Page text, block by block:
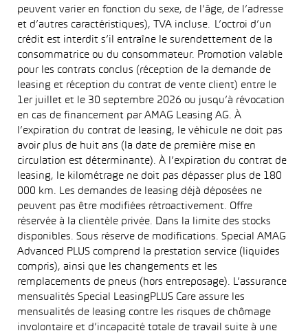
peuvent varier en fonction du sexe, de l’âge, de l’adresse
et d’autres caractéristiques), TVA incluse. L’octroi d’un
crédit est interdit s’il entraîne le surendettement de la
consommatrice ou du consommateur. Promotion valable
pour les contrats conclus (réception de la demande de
leasing et réception du contrat de vente client) entre le
1er juillet et le 30 septembre 2026 ou jusqu’à révocation
en cas de financement par AMAG Leasing AG. À
l’expiration du contrat de leasing, le véhicule ne doit pas
avoir plus de huit ans (la date de première mise en
circulation est déterminante). À l’expiration du contrat de
leasing, le kilométrage ne doit pas dépasser plus de 180
000 km. Les demandes de leasing déjà déposées ne
peuvent pas être modifiées rétroactivement. Offre
réservée à la clientèle privée. Dans la limite des stocks
disponibles. Sous réserve de modifications. Special AMAG
Advanced PLUS comprend la prestation service (liquides
compris), ainsi que les changements et les
remplacements de pneus (hors entreposage). L’assurance
mensualités Special LeasingPLUS Care assure les
mensualités de leasing contre les risques de chômage
involontaire et d’incapacité totale de travail suite à une